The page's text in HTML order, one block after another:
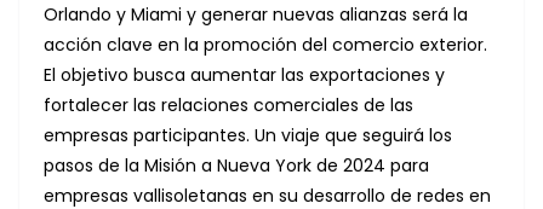
Orlando y Miami y generar nuevas alianzas será la
acción clave en la promoción del comercio exterior.
El objetivo busca aumentar las exportaciones y
fortalecer las relaciones comerciales de las
empresas participantes. Un viaje que seguirá los
pasos de la Misión a Nueva York de 2024 para
empresas vallisoletanas en su desarrollo de redes en